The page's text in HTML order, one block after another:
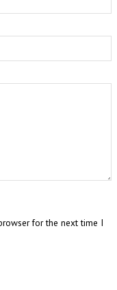
for the next time I